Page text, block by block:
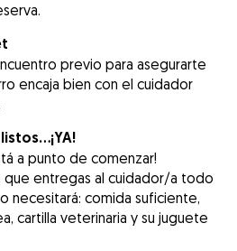
previo para asegurarte
encaja bien con el cuidador
a punto de comenzar!
entregas al cuidador/a todo
necesitará: comida suficiente,
cartilla veterinaria y su juguete